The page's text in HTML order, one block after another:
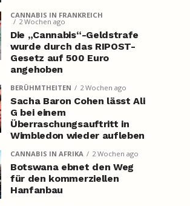
CANNABIS IN FRANKREICH
2 Wochen ago
Die „Cannabis“-Geldstrafe
wurde durch das RIPOST-
Gesetz auf 500 Euro
angehoben
BERÜHMTHEITEN 2 Wochen ago
Sacha Baron Cohen lässt Ali
G bei einem
Überraschungsauftritt in
Wimbledon wieder aufleben
CANNABIS IN AFRIKA 2 Wochen ago
Botswana ebnet den Weg
für den kommerziellen
Hanfanbau